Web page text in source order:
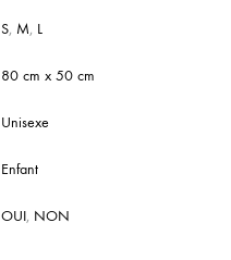
S, M, L
80 cm x 50 cm
Unisexe
Enfant
OUI, NON